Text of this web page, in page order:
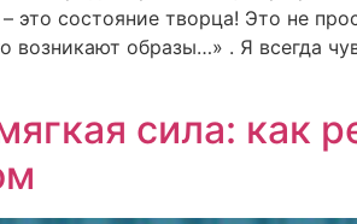
это состояние творца! Это не
возникают образы…» . Я всегда
сила: